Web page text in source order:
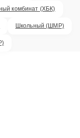
комбинат (ХБК)
Школьный (ШМР)